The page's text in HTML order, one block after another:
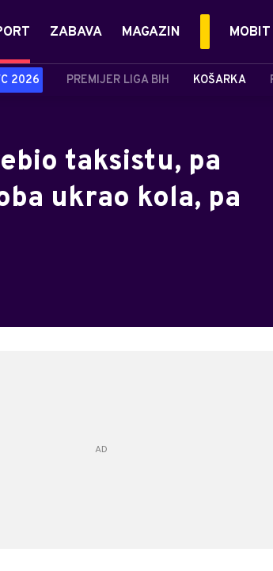
2026 PREMIJER LIGA BIH KOŠARKA
ZABAVA MAGAZIN MOBIT
taksistu, pa
ukrao kola, pa